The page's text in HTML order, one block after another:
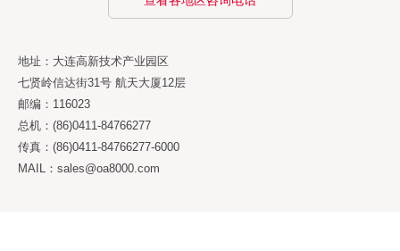
地址：大连高新技术产业园区
七贤岭信达街31号 航天大厦12层
邮编：116023
总机：(86)0411-84766277
传真：(86)0411-84766277-6000
MAIL：sales@oa8000.com